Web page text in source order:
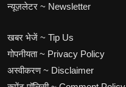
न्यूज़लेटर ~ Newsletter
खबर भेजें ~ Tip Us
गोपनीयता ~ Privacy Policy
अस्वीकरण ~ Disclaimer